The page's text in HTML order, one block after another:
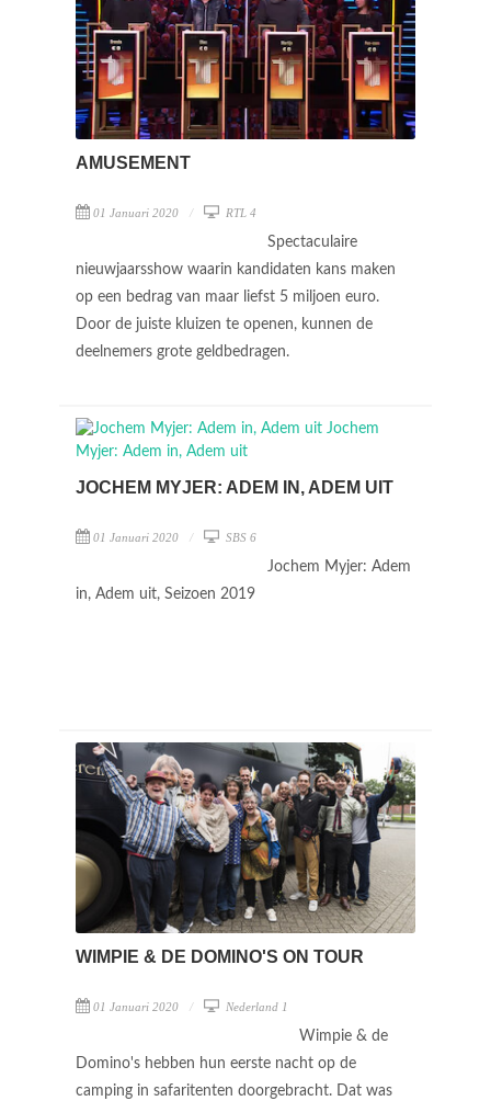
AMUSEMENT
01 Januari 2020 RTL 4
Spectaculaire
nieuwjaarsshow waarin kandidaten kans maken
op een bedrag van maar liefst 5 miljoen euro.
Door de juiste kluizen te openen, kunnen de
deelnemers grote geldbedragen.
JOCHEM MYJER: ADEM IN, ADEM UIT
01 Januari 2020 SBS 6
Jochem Myjer: Adem
in, Adem uit, Seizoen 2019
WIMPIE & DE DOMINO'S ON TOUR
01 Januari 2020 Nederland 1
Wimpie & de
Domino's hebben hun eerste nacht op de
camping in safaritenten doorgebracht. Dat was